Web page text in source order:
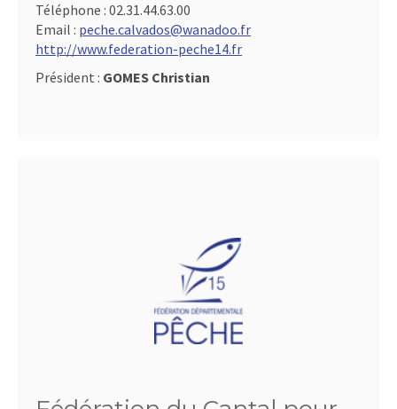
Téléphone : 02.31.44.63.00
Email : peche.calvados@wanadoo.fr
http://www.federation-peche14.fr
Président : GOMES Christian